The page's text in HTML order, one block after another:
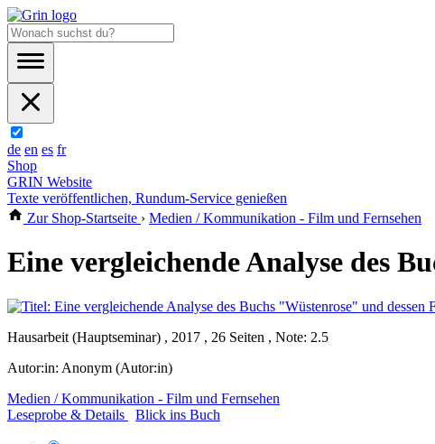
de en es fr
Shop
GRIN Website
Texte veröffentlichen, Rundum-Service genießen
Zur Shop-Startseite › Medien / Kommunikation - Film und Fernsehen
Eine vergleichende Analyse des
Hausarbeit (Hauptseminar) , 2017 , 26 Seiten , Note: 2.5
Autor:in: Anonym (Autor:in)
Medien / Kommunikation - Film und Fernsehen
Leseprobe & Details
Blick ins Buch